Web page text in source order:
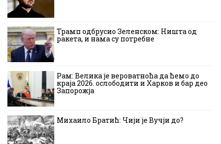
Трамп одбрусио Зеленском: Ништа од
ракета, и нама су потребне
Рам: Велика је вероватноћа да ћемо до
краја 2026. ослободити и Харков и бар део
Запорожја
Михаило Братић: Чији је Вучји до?